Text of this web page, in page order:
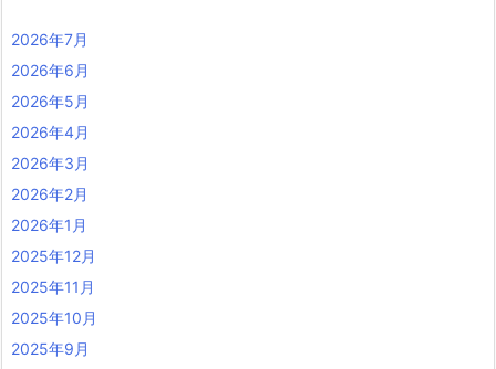
2026年7月
2026年6月
2026年5月
2026年4月
2026年3月
2026年2月
2026年1月
2025年12月
2025年11月
2025年10月
2025年9月